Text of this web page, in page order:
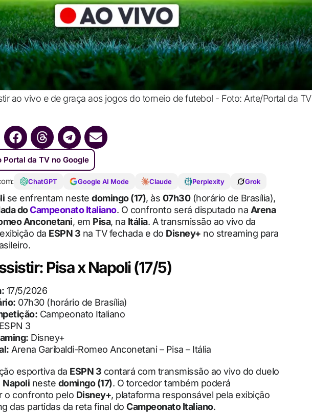
ao vivo e de graça aos jogos do torneio de futebol - Foto: Arte/Portal da TV
Portal da TV no Google
ChatGPT Google AI Mode Claude Perplexity Grok
se enfrentam neste domingo (17), às 07h30(horário de Brasília),
doCampeonato Italiano. O confronto será disputado na Arena
Anconetani, em Pisa, na Itália. A transmissão ao vivo da
da ESPN 3 na TV fechada e do Disney+ no streaming para
Pisa x Napoli (17/5)
17/5/2026
07h30 (horário de Brasília)
Campeonato Italiano
ESPN 3
Disney+
Arena Garibaldi-Romeo Anconetani – Pisa – Itália
esportiva da ESPN 3 contará com transmissão ao vivo do duelo
Napoli neste domingo (17). O torcedor também poderá
o confronto pelo Disney+, plataforma responsável pela exibição
das partidas da reta final do Campeonato Italiano.